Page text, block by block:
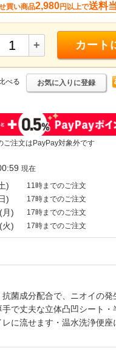
買い商品2,980円以上で送料
+ カート
べる お気に入りに登録
注文はPayPay対象外です
現在
) 11時までのご注文
) 17時までのご注文
(月) 17時までのご注文
(火) 17時までのご注文
抗菌成分配合で、ニオイの
で丈夫な立体凸凹シート
レに流せます・温水洗浄便